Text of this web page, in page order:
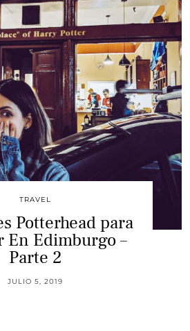
TRAVEL
Potterhead para
En Edimburgo –
Parte 2
JULIO 5, 2019